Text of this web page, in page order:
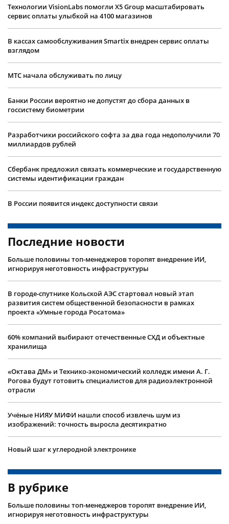
Технологии VisionLabs помогли X5 Group масштабировать
сервис оплаты улыбкой на 4100 магазинов
В кассах самообслуживания Smartix внедрен сервис оплаты
взглядом
МТС начала обслуживать по лицу
Банки России вероятно не допустят до сбора данных в
госсистему биометрии
Разработчики российского софта за два года недополучили 70
миллиардов рублей
Сбербанк предложил связать коммерческие и государственную
системы идентификации граждан
В России появится индекс доступности связи
Последние новости
Больше половины топ-менеджеров торопят внедрение ИИ,
игнорируя неготовность инфраструктуры
В городе-спутнике Кольской АЭС стартовал новый этап
развития систем общественной безопасности в рамках
проекта «Умные города Росатома»
60% компаний выбирают отечественные СХД и объектные
хранилища
«Октава ДМ» и Технико-экономический колледж имени А. Г.
Рогова будут готовить специалистов для радиоэлектронной
отрасли
Учëные НИЯУ МИФИ нашли способ извлечь шум из
изображений: точность выросла десятикратно
Новый шаг к углеродной электронике
В рубрике
Больше половины топ-менеджеров торопят внедрение ИИ,
игнорируя неготовность инфраструктуры